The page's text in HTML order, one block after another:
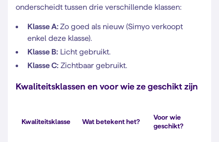
onderscheidt tussen drie verschillende klassen:
Klasse A: Zo goed als nieuw (Simyo verkoopt
enkel deze klasse).
Klasse B: Licht gebruikt.
Klasse C: Zichtbaar gebruikt.
Kwaliteitsklassen en voor wie ze geschikt zijn
Kwaliteitsklasse Wat betekent het?
Voor wie
geschikt?